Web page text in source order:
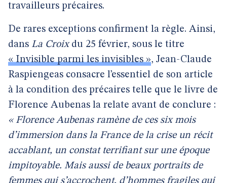
travailleurs précaires.
De rares exceptions confirment la règle. Ainsi,
dans La Croixdu 25 février, sous le titre
« Invisible parmi les invisibles », Jean-Claude
Raspiengeas consacre l’essentiel de son article
à la condition des précaires telle que le livre de
Florence Aubenas la relate avant de conclure :
« Florence Aubenas ramène de ces six mois
d’immersion dans la France de la crise un récit
accablant, un constat terrifiant sur une époque
impitoyable. Mais aussi de beaux portraits de
femmes qui s’accrochent, d’hommes fragiles qui